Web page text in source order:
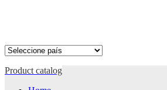
Product catalog